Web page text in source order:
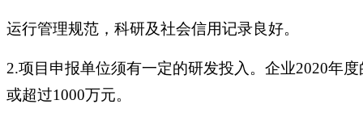
运行管理规范，科研及社会信用记录良好。
2.项目申报单位须有一定的研发投入。企业2020年
或超过1000万元。